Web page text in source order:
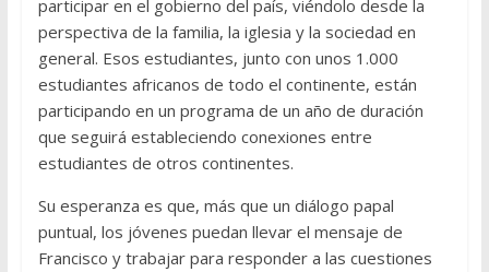
participar en el gobierno del país, viéndolo desde la
perspectiva de la familia, la iglesia y la sociedad en
general. Esos estudiantes, junto con unos 1.000
estudiantes africanos de todo el continente, están
participando en un programa de un año de duración
que seguirá estableciendo conexiones entre
estudiantes de otros continentes.
Su esperanza es que, más que un diálogo papal
puntual, los jóvenes puedan llevar el mensaje de
Francisco y trabajar para responder a las cuestiones